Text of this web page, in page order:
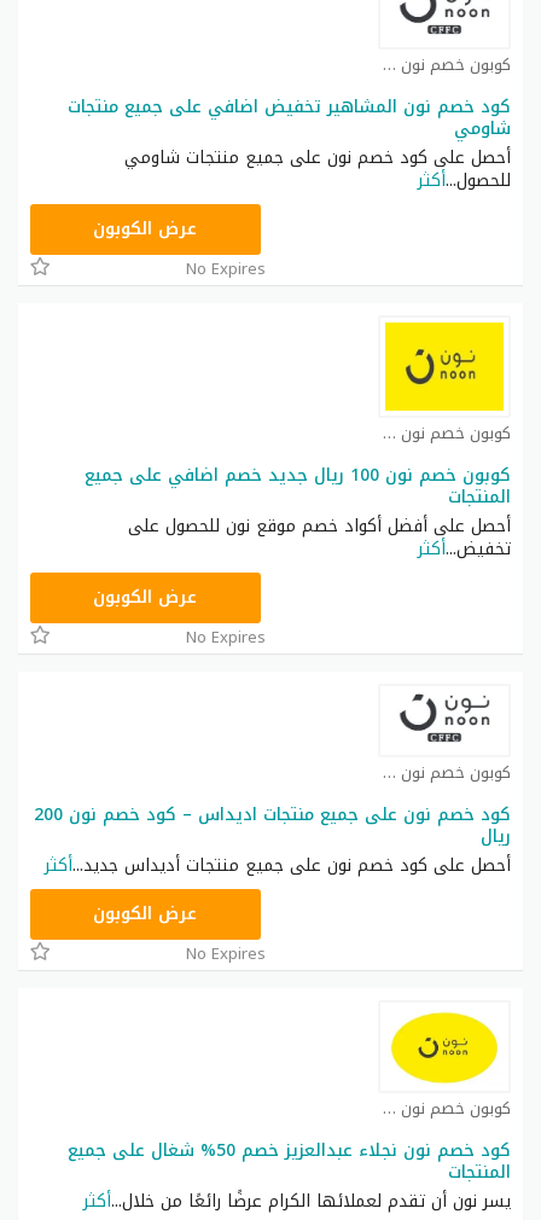
كوبون خصم نون كوبون
كود خصم نون المشاهير تخفيض اضافي على جميع منتجات
شاومي
أحصل على كود خصم نون على جميع منتجات شاومي
للحصول...أكثر
RRF24عرض الكوبون
No Expires
كوبون خصم نون مصر كوبون
كوبون خصم نون 100 ريال جديد خصم اضافي على جميع
المنتجات
أحصل على أفضل أكواد خصم موقع نون للحصول على
تخفيض...أكثر
RRF24عرض الكوبون
No Expires
كوبون خصم نون كوبون
كود خصم نون على جميع منتجات اديداس – كود خصم نون 200
ريال
أحصل على كود خصم نون على جميع منتجات أديداس جديد...أكثر
عرض الكوبون
No Expires
كوبون خصم نون كوبون
كود خصم نون نجلاء عبدالعزيز خصم 50% شغال على جميع
المنتجات
يسر نون أن تقدم لعملائها الكرام عرضًا رائعًا من خلال...أكثر